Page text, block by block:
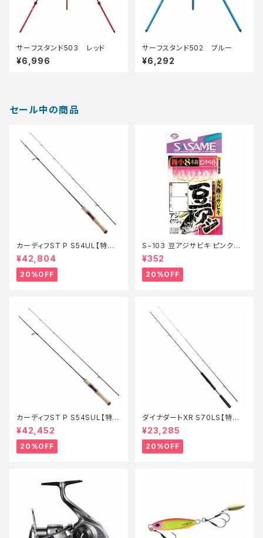
サーフスタンド503 レッド
¥6,996
サーフスタンド502 ブルー
¥6,292
セール中の商品
カーディフST P S54UL【特価
ロッド】【20】
¥42,804
20%OFF
S−103 豆アジサビキ ピンクベ
イト 1【特価仕掛】【20】
¥352
20%OFF
カーディフST P S54SUL【特価
ロッド】【20】
¥42,452
20%OFF
ダイナダートXR S70LS【特価
ロッド】【20】
¥23,285
20%OFF